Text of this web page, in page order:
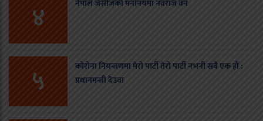
४ नेपाल जेसीजको मनोनयमा नवराज वन
५
कोरोना नियन्त्रणमा मेरो पार्टी तेरो पार्टी नभनी सबै एक हौं :
प्रधानमन्त्री देउवा